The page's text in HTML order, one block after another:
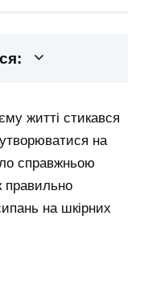
житті стикався
на
справжньою
правильно
на шкірних